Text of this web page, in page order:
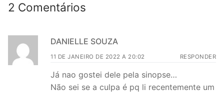
2 Comentários
DANIELLE SOUZA
11 DE JANEIRO DE 2022 A 20:02 RESPONDER
Já nao gostei dele pela sinopse…
Não sei se a culpa é pq li recentemente um